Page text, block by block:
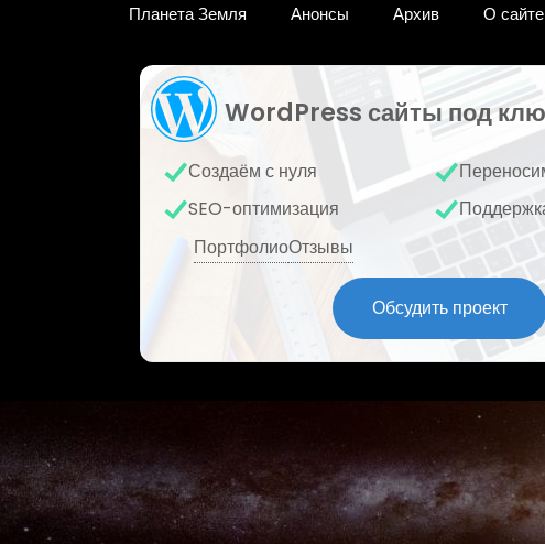
Планета Земля Анонсы Архив О
WordPress сайты под
Создаём с нуля
SEO-оптимизация
ПортфолиоОтзывы
Обсудить проект